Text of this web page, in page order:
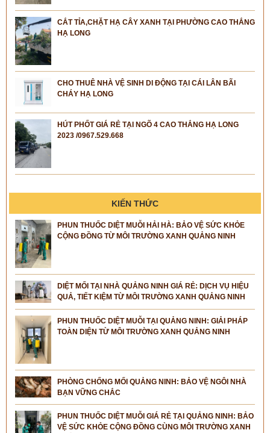
CẮT TỈA,CHẶT HẠ CÂY XANH TẠI PHƯỜNG CAO THẮNG
HẠ LONG
CHO THUÊ NHÀ VỆ SINH DI ĐỘNG TẠI CÁI LÂN BÃI
CHÁY HẠ LONG
HÚT PHỐT GIÁ RẺ TẠI NGÕ 4 CAO THẮNG HẠ LONG
2023 /0967.529.668
KIẾN THỨC
PHUN THUỐC DIỆT MUỖI HẢI HÀ: BẢO VỆ SỨC KHỎE
CỘNG ĐỒNG TỪ MÔI TRƯỜNG XANH QUẢNG NINH
DIỆT MỐI TẠI NHÀ QUẢNG NINH GIÁ RẺ: DỊCH VỤ HIỆU
QUẢ, TIẾT KIỆM TỪ MÔI TRƯỜNG XANH QUẢNG NINH
PHUN THUỐC DIỆT MUỖI TẠI QUẢNG NINH: GIẢI PHÁP
TOÀN DIỆN TỪ MÔI TRƯỜNG XANH QUẢNG NINH
PHÒNG CHỐNG MỐI QUẢNG NINH: BẢO VỆ NGÔI NHÀ
BẠN VỮNG CHẮC
PHUN THUỐC DIỆT MUỖI GIÁ RẺ TẠI QUẢNG NINH: BẢO
VỆ SỨC KHỎE CỘNG ĐỒNG CÙNG MÔI TRƯỜNG XANH